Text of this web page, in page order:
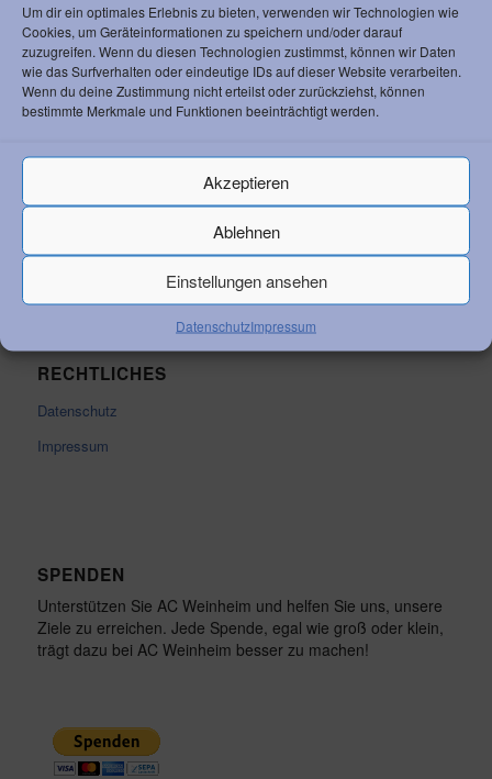
Um dir ein optimales Erlebnis zu bieten, verwenden wir Technologien wie
Cookies, um Geräteinformationen zu speichern und/oder darauf
zuzugreifen. Wenn du diesen Technologien zustimmst, können wir Daten
wie das Surfverhalten oder eindeutige IDs auf dieser Website verarbeiten.
Wenn du deine Zustimmung nicht erteilst oder zurückziehst, können
bestimmte Merkmale und Funktionen beeinträchtigt werden.
Akzeptieren
Ablehnen
Einstellungen ansehen
DatenschutzImpressum
KONTAKT ZUM AC
Athletik Club 1892 Weinheim e. V.
69469 Weinheim
Vorstandsvorsitzender Klaus Lerchl
Telefon:+49 6201 259 050
info@ac-weinheim.de
RECHTLICHES
Datenschutz
Impressum
SPENDEN
Unterstützen Sie AC Weinheim und helfen Sie uns, unsere
Ziele zu erreichen. Jede Spende, egal wie groß oder klein,
trägt dazu bei AC Weinheim besser zu machen!